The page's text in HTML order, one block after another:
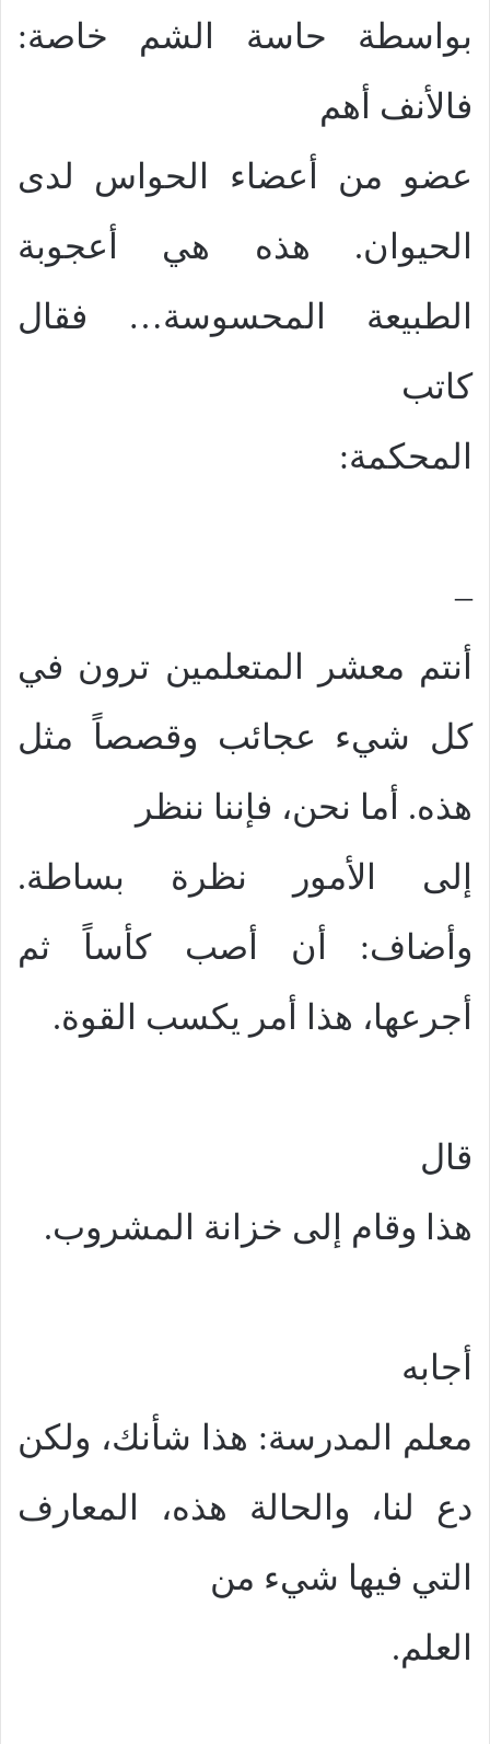
بواسطة حاسة الشم خاصة:
فالأنف أهم
عضو من أعضاء الحواس لدى
الحيوان. هذه هي أعجوبة
الطبيعة المحسوسة… فقال
كاتب
المحكمة:
–
أنتم معشر المتعلمين ترون في
كل شيء عجائب وقصصاً مثل
هذه. أما نحن، فإننا ننظر
إلى الأمور نظرة بساطة.
وأضاف: أن أصب كأساً ثم
أجرعها، هذا أمر يكسب القوة.
قال
هذا وقام إلى خزانة المشروب.
أجابه
معلم المدرسة: هذا شأنك، ولكن
دع لنا، والحالة هذه، المعارف
التي فيها شيء من
العلم.